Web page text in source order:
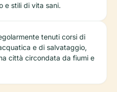
e stili di vita sani.
tenuti corsi di
e di salvataggio,
città circondata da fiumi e